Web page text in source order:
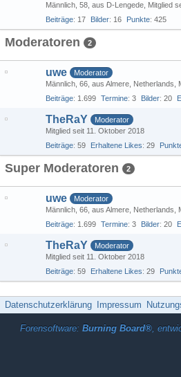
Männlich 58 aus D-Lengede Mitglied
Beiträge 17 Bilder 16 Punkte 425
Moderatoren 2
uwe
Moderator
Männlich 66 aus Almere, Netherlands
Beiträge 1.699 Termine 3 Bilder 20
TheRaY
Moderator
Mitglied seit 11. Oktober 2018
Beiträge 59 Erhaltene Likes 29
Super Moderatoren 2
uwe
Moderator
Männlich 66 aus Almere, Netherlands
Beiträge 1.699 Termine 3 Bilder 20
TheRaY
Moderator
Mitglied seit 11. Oktober 2018
Beiträge 59 Erhaltene Likes 29
Datenschutzerklärung Impressum
Forensoftware: Burning Board®,